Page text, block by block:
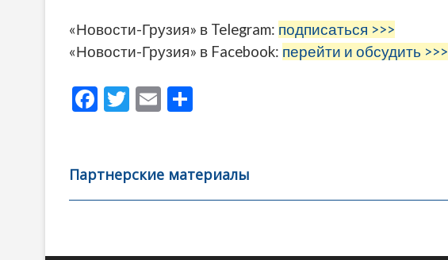
«Новости-Грузия» в Telegram: подписаться >>>
«Новости-Грузия» в Facebook: перейти и обсудить >>>
F
b
o
k
T
er
E
l
а
в
ть
Партнерские материалы
Навигация